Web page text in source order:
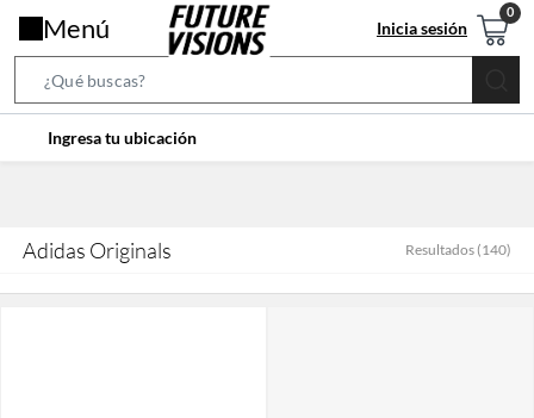
Menú Inicia sesión
Bar
location-
Ingresa tu ubicación
Adidas Originals Resultados (140)